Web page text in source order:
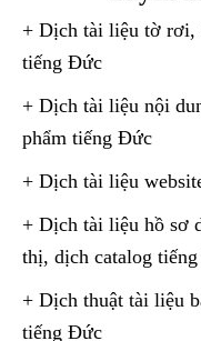
+ Dịch tài liệu tờ rơi,
tiếng Đức
+ Dịch tài liệu nội
phẩm tiếng Đức
+ Dịch tài liệu
+ Dịch tài liệu hồ sơ
thị, dịch catalog
+ Dịch thuật tài liệu
tiếng Đức